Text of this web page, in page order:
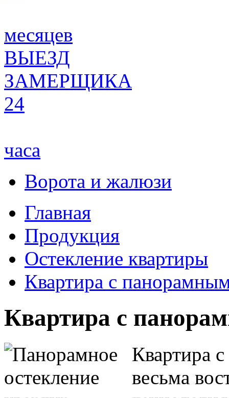
месяцев
ВЫЕЗД
ЗАМЕРЩИКА
24
часа
Ворота и жалюзи
Главная
Продукция
Остекление квартиры
Квартира с
Квартира с
Квартира
весьма